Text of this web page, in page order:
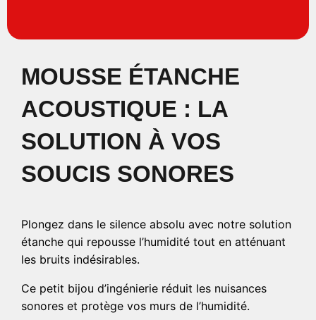
MOUSSE ÉTANCHE
ACOUSTIQUE : LA
SOLUTION À VOS
SOUCIS SONORES
Plongez dans le silence absolu avec notre solution
étanche qui repousse l’humidité tout en atténuant
les bruits indésirables.
Ce petit bijou d’ingénierie réduit les nuisances
sonores et protège vos murs de l’humidité.